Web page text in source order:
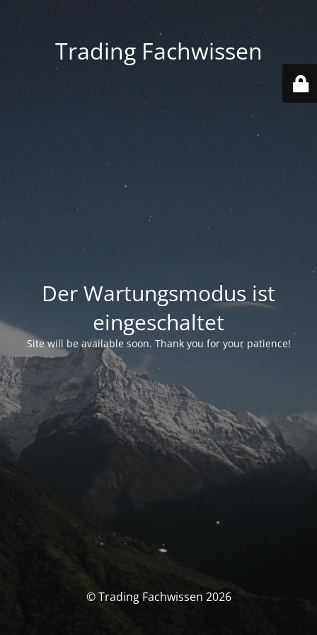
Trading Fachwissen
Der Wartungsmodus ist
eingeschaltet
Site will be available soon. Thank you for your patience!
© Trading Fachwissen 2026